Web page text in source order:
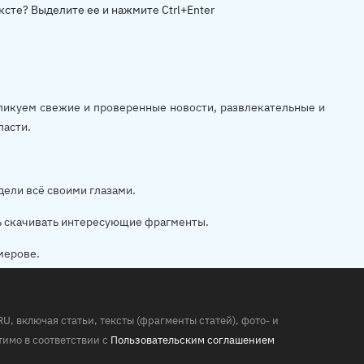
Выделите ее и нажмите Ctrl+Enter
свежие и проверенные новости, развлекательные и
всё своими глазами.
скачивать интересующие фрагменты.
включая статьи, тексты (фрагменты статей), фото- и
в соответствии с Пользовательским соглашением